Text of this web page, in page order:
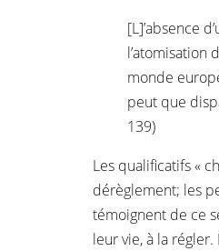
[L]’absence
l’atomisation
monde
peut que
139)
Les qualificatifs «
dérèglement; les
témoignent de ce
leur vie, à la